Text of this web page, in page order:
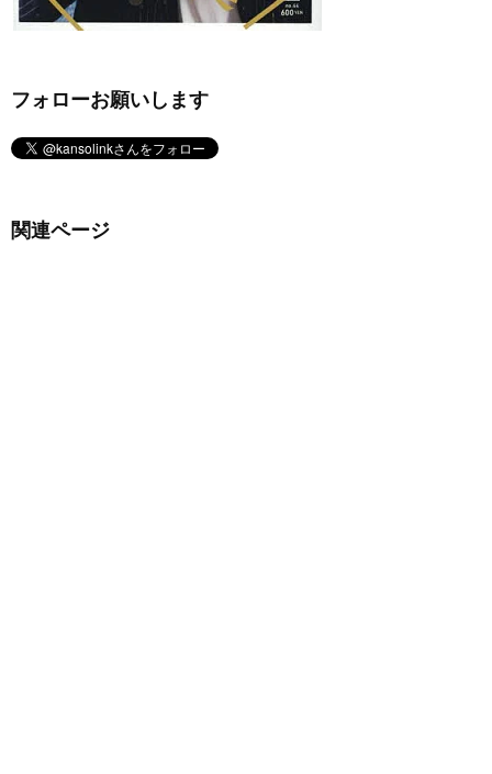
フォローお願いします
関連ページ